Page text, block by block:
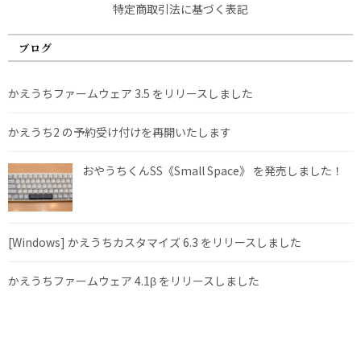
特定商取引法に基づく表記
ブログ
かえうちファームウェア 3.5 をリリースしました
かえうち2 の予約受け付けを再開いたします
おやうちくんSS《Small Space》 を発売しました！
[Windows] かえうちカスタマイズ 6.3 をリリースしました
かえうちファームウェア 4.1β をリリースしました